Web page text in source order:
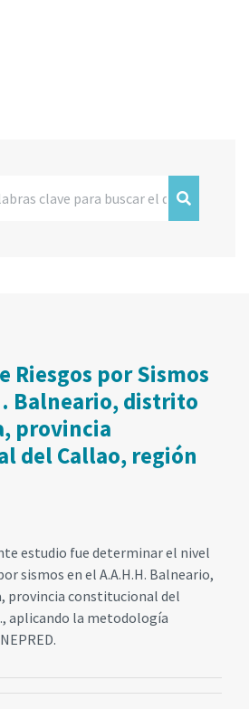
Riesgos por Sismos
Balneario, distrito
provincia
del Callao, región
estudio fue determinar el nivel
sismos en el A.A.H.H. Balneario,
provincia constitucional del
aplicando la metodología